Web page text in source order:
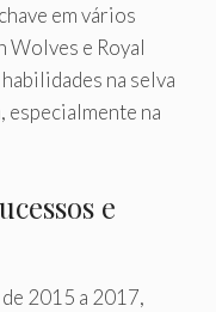
em vários
Wolves e Royal
na selva
especialmente na
e
2015 a 2017,